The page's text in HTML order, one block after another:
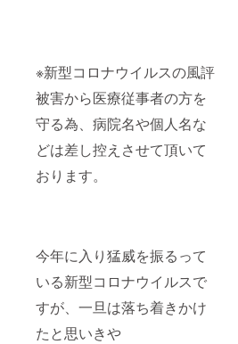
※新型コロナウイルスの風評
被害から医療従事者の方を
守る為、病院名や個人名な
どは差し控えさせて頂いて
おります。
今年に入り猛威を振るって
いる新型コロナウイルスで
すが、一旦は落ち着きかけ
たと思いきや